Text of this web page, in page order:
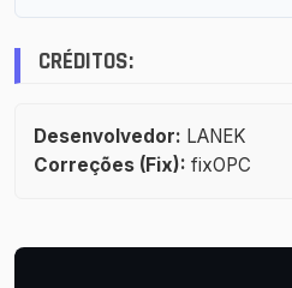
CRÉDITOS:
Desenvolvedor: LANEK
Correções (Fix): fixOPC